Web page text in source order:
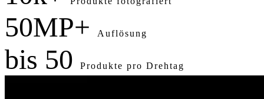
50MP+ Auflösung
bis 50 Produkte pro Drehtag